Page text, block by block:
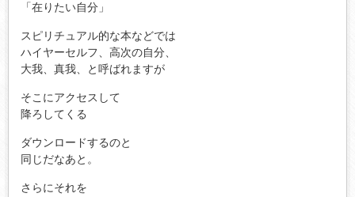
「在りたい自分」
スピリチュアル的な本などでは
ハイヤーセルフ、高次の自分、
大我、真我、と呼ばれますが
そこにアクセスして
降ろしてくる
ダウンロードするのと
同じだなあと。
さらにそれを